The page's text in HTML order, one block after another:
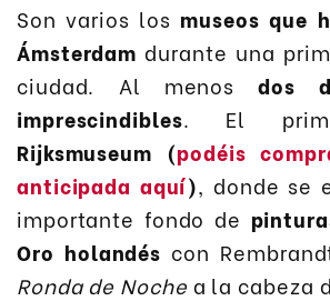
Son varios los museos que
Ámsterdam durante una
ciudad. Al menosdos
imprescindibles. El
Rijksmuseum (podéis
anticipada aquí), donde se
importante fondo de
Oro holandés con
Ronda de Noche a la cabeza